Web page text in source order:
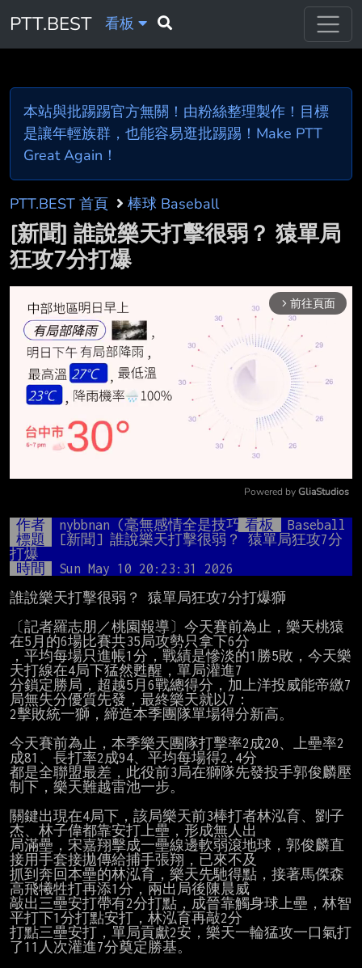
PTT.BEST 看板
本站與批踢踢官方無關！由粉絲整理製作！目標
是讓年輕族群，也能容易逛批踢踢！Make PTT
Great Again！
PTT.BEST 首頁 棒球 Baseball
[新聞] 誰說樂天打擊很弱？ 猿單局
狂攻7分打爆
arrow_forward_ios 前往頁面
Mute
Powered by GliaStudios
作者 nybbnan (毫無感情全是技巧)看板
Baseball
標題
[新聞] 誰說樂天打擊很弱？ 猿單局狂攻7分
打爆
時間
Sun May 10 20:23:31 2026
誰說樂天打擊很弱？ 猿單局狂攻7分打爆獅
〔記者羅志朋／桃園報導〕今天賽前為止，樂天桃猿
在5月的6場比賽共35局攻勢只拿下6分
，平均每場只進帳1分，戰績是慘淡的1勝5敗，今天樂
天打線在4局下猛然甦醒，單局灌進7
分鎖定勝局，超越5月6戰總得分，加上洋投威能帝繳7
局無失分優質先發，最終樂天就以7：
2擊敗統一獅，締造本季團隊單場得分新高。
今天賽前為止，本季樂天團隊打擊率2成20、上壘率2
成81、長打率2成94、平均每場得2.4分
都是全聯盟最差，此役前3局在獅隊先發投手郭俊麟壓
制下，樂天難越雷池一步。
關鍵出現在4局下，該局樂天前3棒打者林泓育、劉子
杰、林子偉都靠安打上壘，形成無人出
局滿壘，宋嘉翔擊成一壘線邊軟弱滾地球，郭俊麟直
接用手套接拋傳給捕手張翔，已來不及
抓到奔回本壘的林泓育，樂天先馳得點，接著馬傑森
高飛犧牲打再添1分，兩出局後陳晨威
敲出三壘安打帶有2分打點，成晉靠觸身球上壘，林智
平打下1分打點安打，林泓育再敲2分
打點三壘安打，單局貢獻2安，樂天一輪猛攻一口氣打
了11人次灌進7分奠定勝基。